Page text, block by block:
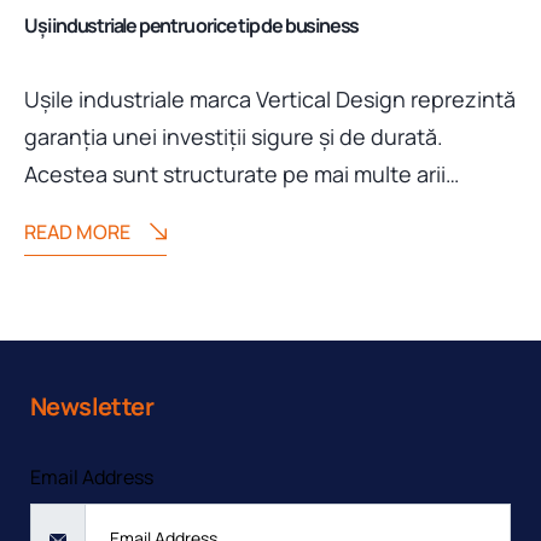
Uşi industriale pentru orice tip de business
Uşile industriale marca Vertical Design reprezintă
garanţia unei investiţii sigure şi de durată.
Acestea sunt structurate pe mai multe arii…
READ MORE
Newsletter
Email Address